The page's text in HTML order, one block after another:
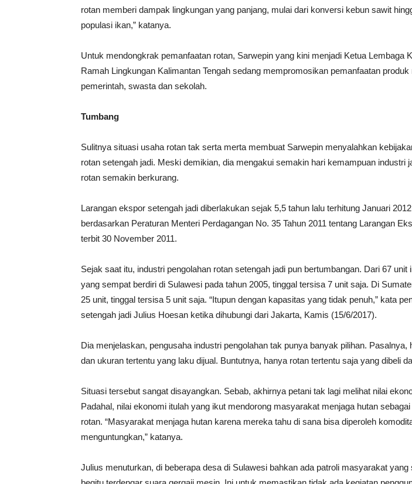
rotan memberi dampak lingkungan yang panjang, mulai dari konversi kebun sawit
populasi ikan,” katanya.
Untuk mendongkrak pemanfaatan rotan, Sarwepin yang kini menjadi Ketua Lembaga
Ramah Lingkungan Kalimantan Tengah sedang mempromosikan pemanfaatan
pemerintah, swasta dan sekolah.
Tumbang
Sulitnya situasi usaha rotan tak serta merta membuat Sarwepin menyalahkan
rotan setengah jadi. Meski demikian, dia mengakui semakin hari kemampuan industri
rotan semakin berkurang.
Larangan ekspor setengah jadi diberlakukan sejak 5,5 tahun lalu terhitung Januari
berdasarkan Peraturan Menteri Perdagangan No. 35 Tahun 2011 tentang Larangan
terbit 30 November 2011.
Sejak saat itu, industri pengolahan rotan setengah jadi pun bertumbangan. Dari 67 unit
yang sempat berdiri di Sulawesi pada tahun 2005, tinggal tersisa 7 unit saja. Di
25 unit, tinggal tersisa 5 unit saja. “Itupun dengan kapasitas yang tidak penuh,” kata
setengah jadi Julius Hoesan ketika dihubungi dari Jakarta, Kamis (15/6/2017).
Dia menjelaskan, pengusaha industri pengolahan tak punya banyak pilihan. Pasalnya,
dan ukuran tertentu yang laku dijual. Buntutnya, hanya rotan tertentu saja yang dibeli
Situasi tersebut sangat disayangkan. Sebab, akhirnya petani tak lagi melihat nilai
Padahal, nilai ekonomi itulah yang ikut mendorong masyarakat menjaga hutan
rotan. “Masyarakat menjaga hutan karena mereka tahu di sana bisa diperoleh
menguntungkan,” katanya.
Julius menuturkan, di beberapa desa di Sulawesi bahkan ada patroli masyarakat yang